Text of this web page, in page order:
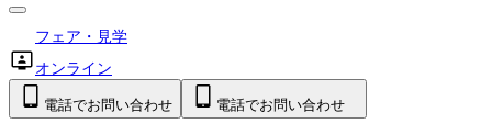
フェア・見学
オンライン
電話でお問い合わせ 電話でお問い合わせ